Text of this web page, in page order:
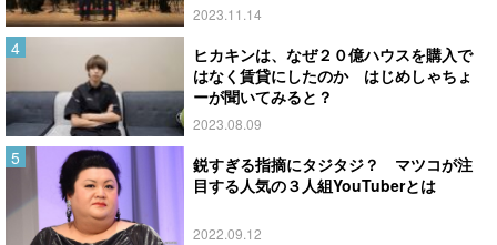
2023.11.14
ヒカキンは、なぜ２０億ハウスを購入で
はなく賃貸にしたのか はじめしゃちょ
ーが聞いてみると？
2023.08.09
鋭すぎる指摘にタジタジ？ マツコが注
目する人気の３人組YouTuberとは
2022.09.12